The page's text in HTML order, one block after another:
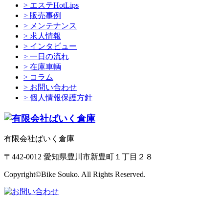
> エステHotLips
> 販売事例
> メンテナンス
> 求人情報
> インタビュー
> 一日の流れ
> 在庫車輌
> コラム
> お問い合わせ
> 個人情報保護方針
有限会社ばいく倉庫
〒442-0012 愛知県豊川市新豊町１丁目２８
Copyright©Bike Souko. All Rights Reserved.